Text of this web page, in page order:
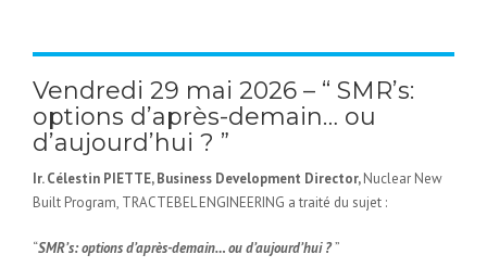
Vendredi 29 mai 2026 – “ SMR’s:
options d’après-demain… ou
d’aujourd’hui ? ”
Ir. Célestin PIETTE,Business Development Director,Nuclear New
Built Program, TRACTEBEL ENGINEERING a traité du sujet :
“SMR’s: options d’après-demain…ou d’aujourd’hui ?”